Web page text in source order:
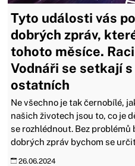
Tyto události vás
dobrých zpráv,
tohoto měsíce.
Vodnáři se setkají
ostatních
Ne všechno je tak černobílé,
našich životech jsou to, co je
se rozhlédnout. Bez problémů
dobrých zpráv bychom se
26.06.2024